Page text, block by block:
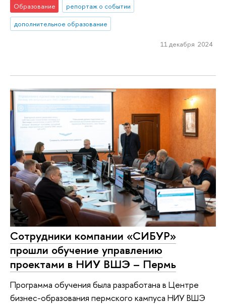
Образование
репортаж о событии
дополнительное образование
11 декабря 2024
Сотрудники компании «СИБУР»
прошли обучение управлению
проектами в НИУ ВШЭ – Пермь
Программа обучения была разработана в Центре
бизнес-образования пермского кампуса НИУ ВШЭ